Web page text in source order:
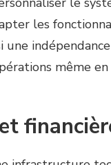
les
même en